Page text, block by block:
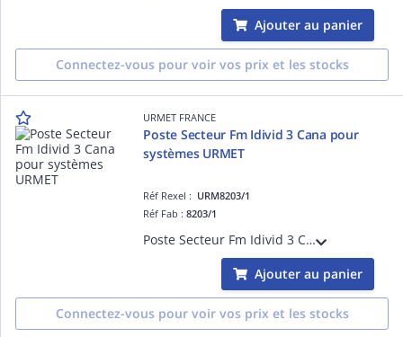
Ajouter au panier
Connectez-vous pour voir vos prix et les stocks
URMET FRANCE
Poste Secteur Fm Idivid 3 Cana pour
systèmes URMET
Réf Rexel : URM8203/1
Réf Fab :8203/1
Poste Secteur Fm Idivid 3 Cana pour systèmes URMET. Sa conception permet l'optimisation des performences du système.
Ajouter au panier
Connectez-vous pour voir vos prix et les stocks